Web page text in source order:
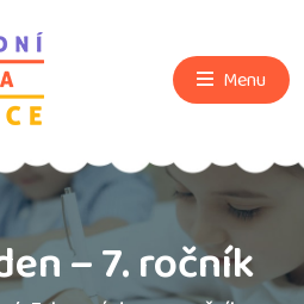
Menu
– 7. ročník